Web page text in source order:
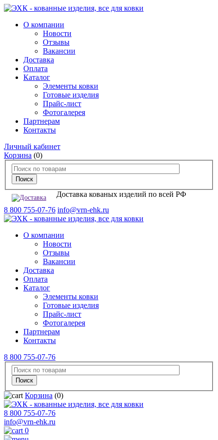
О компании
Новости
Отзывы
Вакансии
Доставка
Оплата
Каталог
Элементы ковки
Готовые изделия
Прайс-лист
Фотогалерея
Партнерам
Контакты
Личный кабинет
Корзина (0)
Доставка кованых изделий по всей РФ
8 800 755-07-76 info@vrn-ehk.ru
О компании
Новости
Отзывы
Вакансии
Доставка
Оплата
Каталог
Элементы ковки
Готовые изделия
Прайс-лист
Фотогалерея
Партнерам
Контакты
8 800 755-07-76
Корзина (0)
8 800 755-07-76
info@vrn-ehk.ru
0